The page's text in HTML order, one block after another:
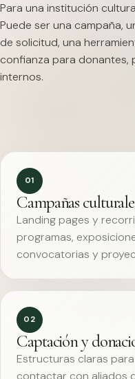
Para una institución
Puede ser una campaña,
de solicitud, una
confianza para donantes,
internos.
01
Campañas
Landing pages y
programas,
convocatorias y
02
Captación y
Estructuras claras
contactar con aliados